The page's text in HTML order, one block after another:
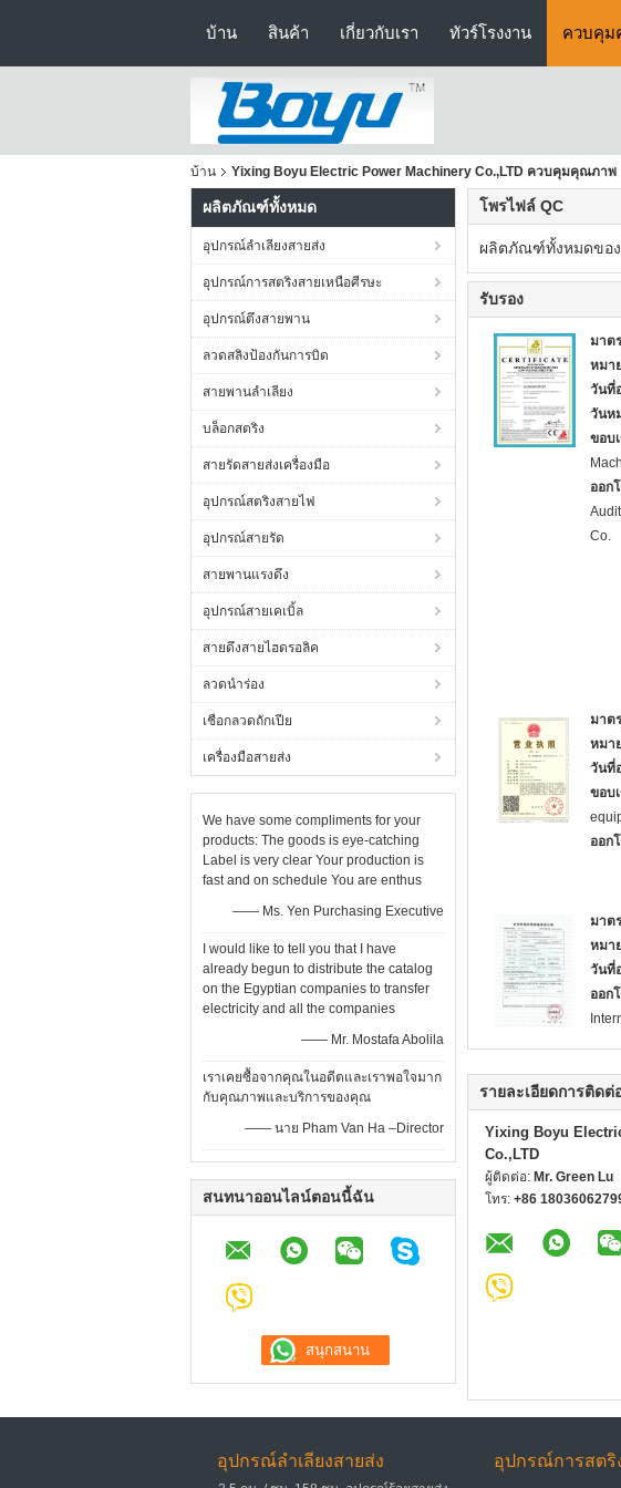
บ้าน สินค้า เกี่ยวกับเรา ทัวร์โรงงาน ควบคุ
บ้าน Yixing Boyu Electric Power Machinery Co.,LTD ควบคุมคุณภาพ
ผลิตภัณฑ์ทั้งหมด
อุปกรณ์ลำเลียงสายส่ง
อุปกรณ์การสตริงสายเหนือศีรษะ
อุปกรณ์ตึงสายพาน
ลวดสลิงป้องกันการบิด
สายพานลำเลียง
บล็อกสตริง
สายรัดสายส่งเครื่องมือ
อุปกรณ์สตริงสายไฟ
อุปกรณ์สายรัด
สายพานแรงดึง
อุปกรณ์สายเคเบิ้ล
สายดึงสายไฮดรอลิค
ลวดนำร่อง
เชือกลวดถักเปีย
เครื่องมือสายส่ง
We have some compliments for your
products: The goods is eye-catching
Label is very clear Your production is
fast and on schedule You are enthus
—— Ms. Yen Purchasing Executive
I would like to tell you that I have
already begun to distribute the catalog
on the Egyptian companies to transfer
electricity and all the companies
—— Mr. Mostafa Abolila
เราเคยซื้อจากคุณในอดีตและเราพอใจมาก
กับคุณภาพและบริการของคุณ
—— นาย Pham Van Ha –Director
สนทนาออนไลน์ตอนนี้ฉัน
โพรไฟล์ QC
ผลิตภัณฑ์ทั้งหมดของ
รับรอง
มาต
หมา
วันที่
วันห
ขอบ
ออก
Co.
มาต
หมา
วันที่
ขอบ
ออก
มาต
หมา
วันที่
ออก
รายละเอียดการติดต่
Yixing Boyu
Co.,LTD
ผู้ติดต่อ: Mr. Green Lu
โทร: +86
อุปกรณ์ลำเลียงสายส่ง อุปกรณ์การสตริ